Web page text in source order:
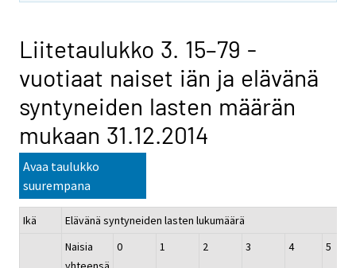
Liitetaulukko 3. 15–79 -
vuotiaat naiset iän ja elävänä
syntyneiden lasten määrän
mukaan 31.12.2014
Avaa taulukko
suurempana
Ikä
Elävänä syntyneiden lasten lukumäärä
Naisia
0 1 2 3 4 5